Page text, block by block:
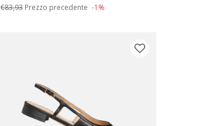
€83,93Prezzo precedente -1%